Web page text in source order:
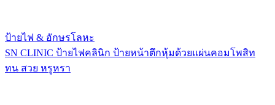
ป้ายไฟ & อักษรโลหะ
SN CLINIC ป้ายไฟคลินิก ป้ายหน้าตึกหุ้มด้วยแผ่นคอมโพสิท
ทน สวย หรูหรา